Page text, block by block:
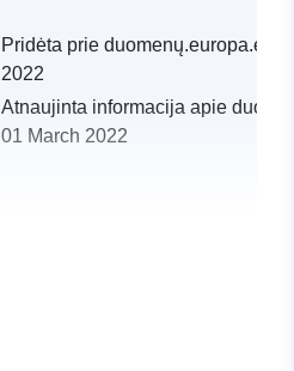
Pridėta prie duomenų.europa.eu:
2022
Atnaujinta informacija apie
01 March 2022